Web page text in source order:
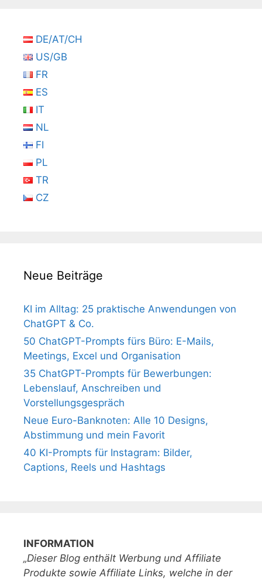
DE/AT/CH
US/GB
FR
ES
IT
NL
FI
PL
TR
CZ
Neue Beiträge
KI im Alltag: 25 praktische Anwendungen von
ChatGPT & Co.
50 ChatGPT-Prompts fürs Büro: E-Mails,
Meetings, Excel und Organisation
35 ChatGPT-Prompts für Bewerbungen:
Lebenslauf, Anschreiben und
Vorstellungsgespräch
Neue Euro-Banknoten: Alle 10 Designs,
Abstimmung und mein Favorit
40 KI-Prompts für Instagram: Bilder,
Captions, Reels und Hashtags
INFORMATION
„Dieser Blog enthält Werbung und Affiliate
Produkte sowie Affiliate Links, welche in der